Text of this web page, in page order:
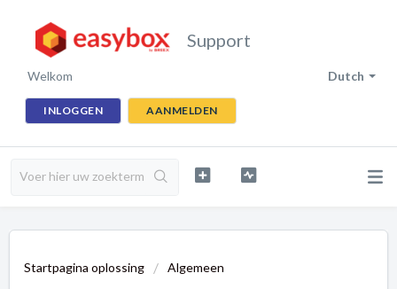
Support
Dutch
Welkom
INLOGGEN AANMELDEN
Startpagina oplossing Algemeen